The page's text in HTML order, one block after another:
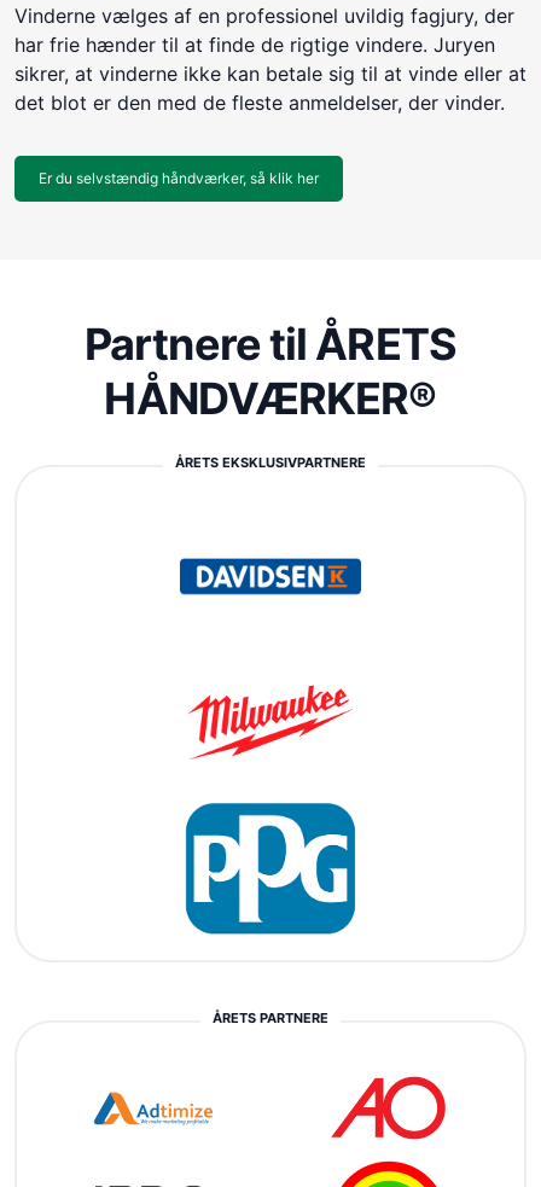
Vinderne vælges af en professionel uvildig fagjury, der
har frie hænder til at finde de rigtige vindere. Juryen
sikrer, at vinderne ikke kan betale sig til at vinde eller at
det blot er den med de fleste anmeldelser, der vinder.
Er du selvstændig håndværker, så klik her
Partnere til ÅRETS
HÅNDVÆRKER®
ÅRETS EKSKLUSIVPARTNERE
ÅRETS PARTNERE